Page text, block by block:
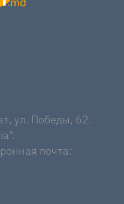
ул. Победы, 62.
почта: